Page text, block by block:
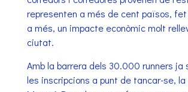
representen a més de cent països, fet
a més, un impacte econòmic molt
ciutat.
Amb la barrera dels 30.000 runners ja
les inscripcions a punt de tancar-se, la